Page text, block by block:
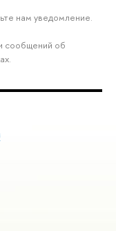
нам уведомление.
сообщений об